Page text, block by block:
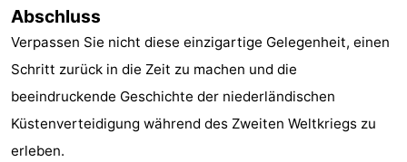
Praktisch
Forum
Route
-
Abschluss
Verpassen Sie nicht diese einzigartige Gelegenheit, einen
Schritt zurück in die Zeit zu machen und die
beeindruckende Geschichte der niederländischen
Küstenverteidigung während des Zweiten Weltkriegs zu
erleben.